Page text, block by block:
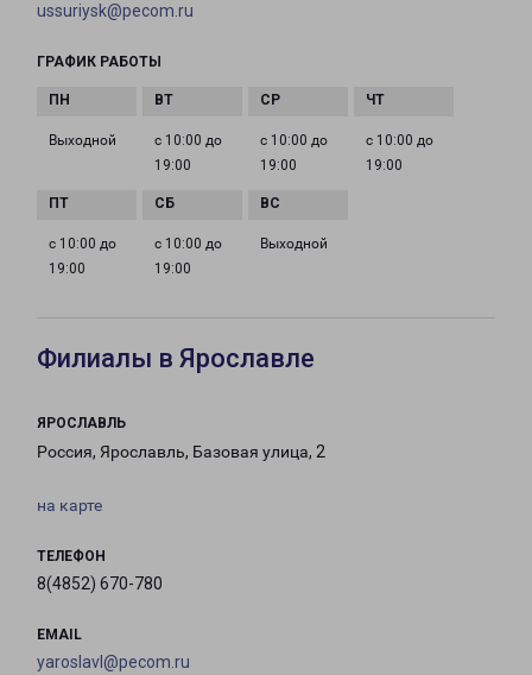
ussuriysk@pecom.ru
ГРАФИК РАБОТЫ
Выходной
с 10:00 до
19:00
с 10:00 до
19:00
с 10:00 до
19:00
с 10:00 до
19:00
с 10:00 до
19:00
Выходной
Филиалы в Ярославле
ЯРОСЛАВЛЬ
Россия, Ярославль, Базовая улица, 2
на карте
ТЕЛЕФОН
8(4852) 670-780
EMAIL
yaroslavl@pecom.ru